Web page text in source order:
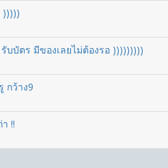
)))))
บบัตร มีของเลยไม่ต้องรอ )))))))))
กว้าง9
!!